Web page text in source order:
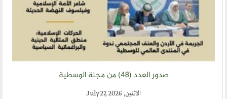
صدور العدد (٤٨) من مجلة الوسطية
الاثنين, July 27, 2026